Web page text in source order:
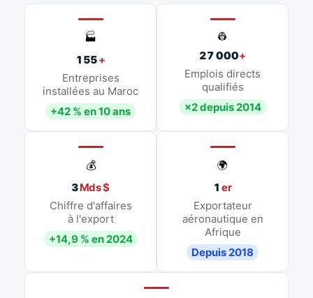
🏭
155+
Entreprises
installées au Maroc
+42 % en 10 ans
👷
27 000+
Emplois directs
qualifiés
×2 depuis 2014
💰
3Mds $
Chiffre d'affaires
à l'export
+14,9 % en 2024
🌍
1 er
Exportateur
aéronautique en
Afrique
Depuis 2018